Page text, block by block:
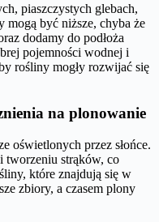
piaszczystych glebach,
mogą być niższe, chyba że
dodamy do podłoża
pojemności wodnej i
rośliny mogły rozwijać się
na plonowanie
oświetlonych przez słońce.
tworzeniu strąków, co
które znajdują się w
zbiory, a czasem plony